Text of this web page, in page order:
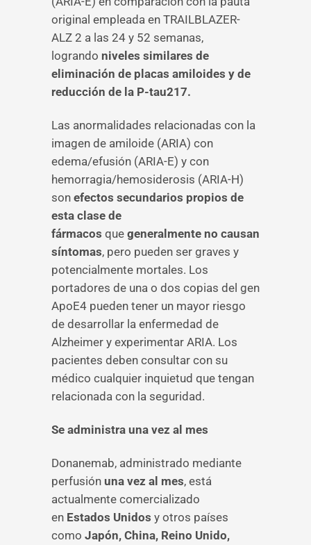
original empleada en TRAILBLAZER-
ALZ 2 a las 24 y 52 semanas,
logrando niveles similares de
eliminación de placas amiloides y de
reducción de la P-tau217.
Las anormalidades relacionadas con la
imagen de amiloide (ARIA) con
edema/efusión (ARIA-E) y con
hemorragia/hemosiderosis (ARIA-H)
son efectos secundarios propios de
esta clase de
fármacos que generalmente no causan
síntomas, pero pueden ser graves y
potencialmente mortales. Los
portadores de una o dos copias del gen
ApoE4 pueden tener un mayor riesgo
de desarrollar la enfermedad de
Alzheimer y experimentar ARIA. Los
pacientes deben consultar con su
médico cualquier inquietud que tengan
relacionada con la seguridad.
Se administra una vez al mes
Donanemab, administrado mediante
perfusión una vez al mes, está
actualmente comercializado
en Estados Unidos y otros países
como Japón, China, Reino Unido,